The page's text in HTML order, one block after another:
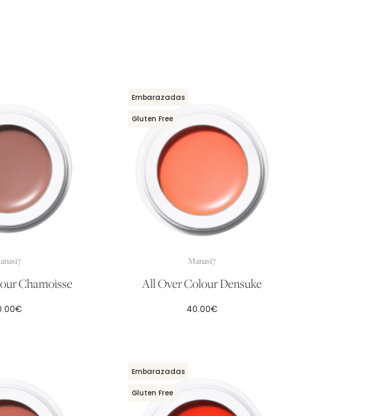
Chamoisse
€
Embarazadas
Gluten Free
Manasi7
All Over Colour Densuke
40.00€
Embarazadas
Gluten Free